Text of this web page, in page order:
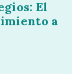
El
a